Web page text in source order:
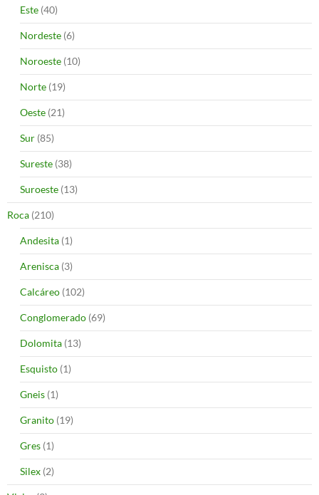
Este (40)
Nordeste (6)
Noroeste (10)
Norte (19)
Oeste (21)
Sur (85)
Sureste (38)
Suroeste (13)
Roca (210)
Andesita (1)
Arenisca (3)
Calcáreo (102)
Conglomerado (69)
Dolomita (13)
Esquisto (1)
Gneis (1)
Granito (19)
Gres (1)
Silex (2)